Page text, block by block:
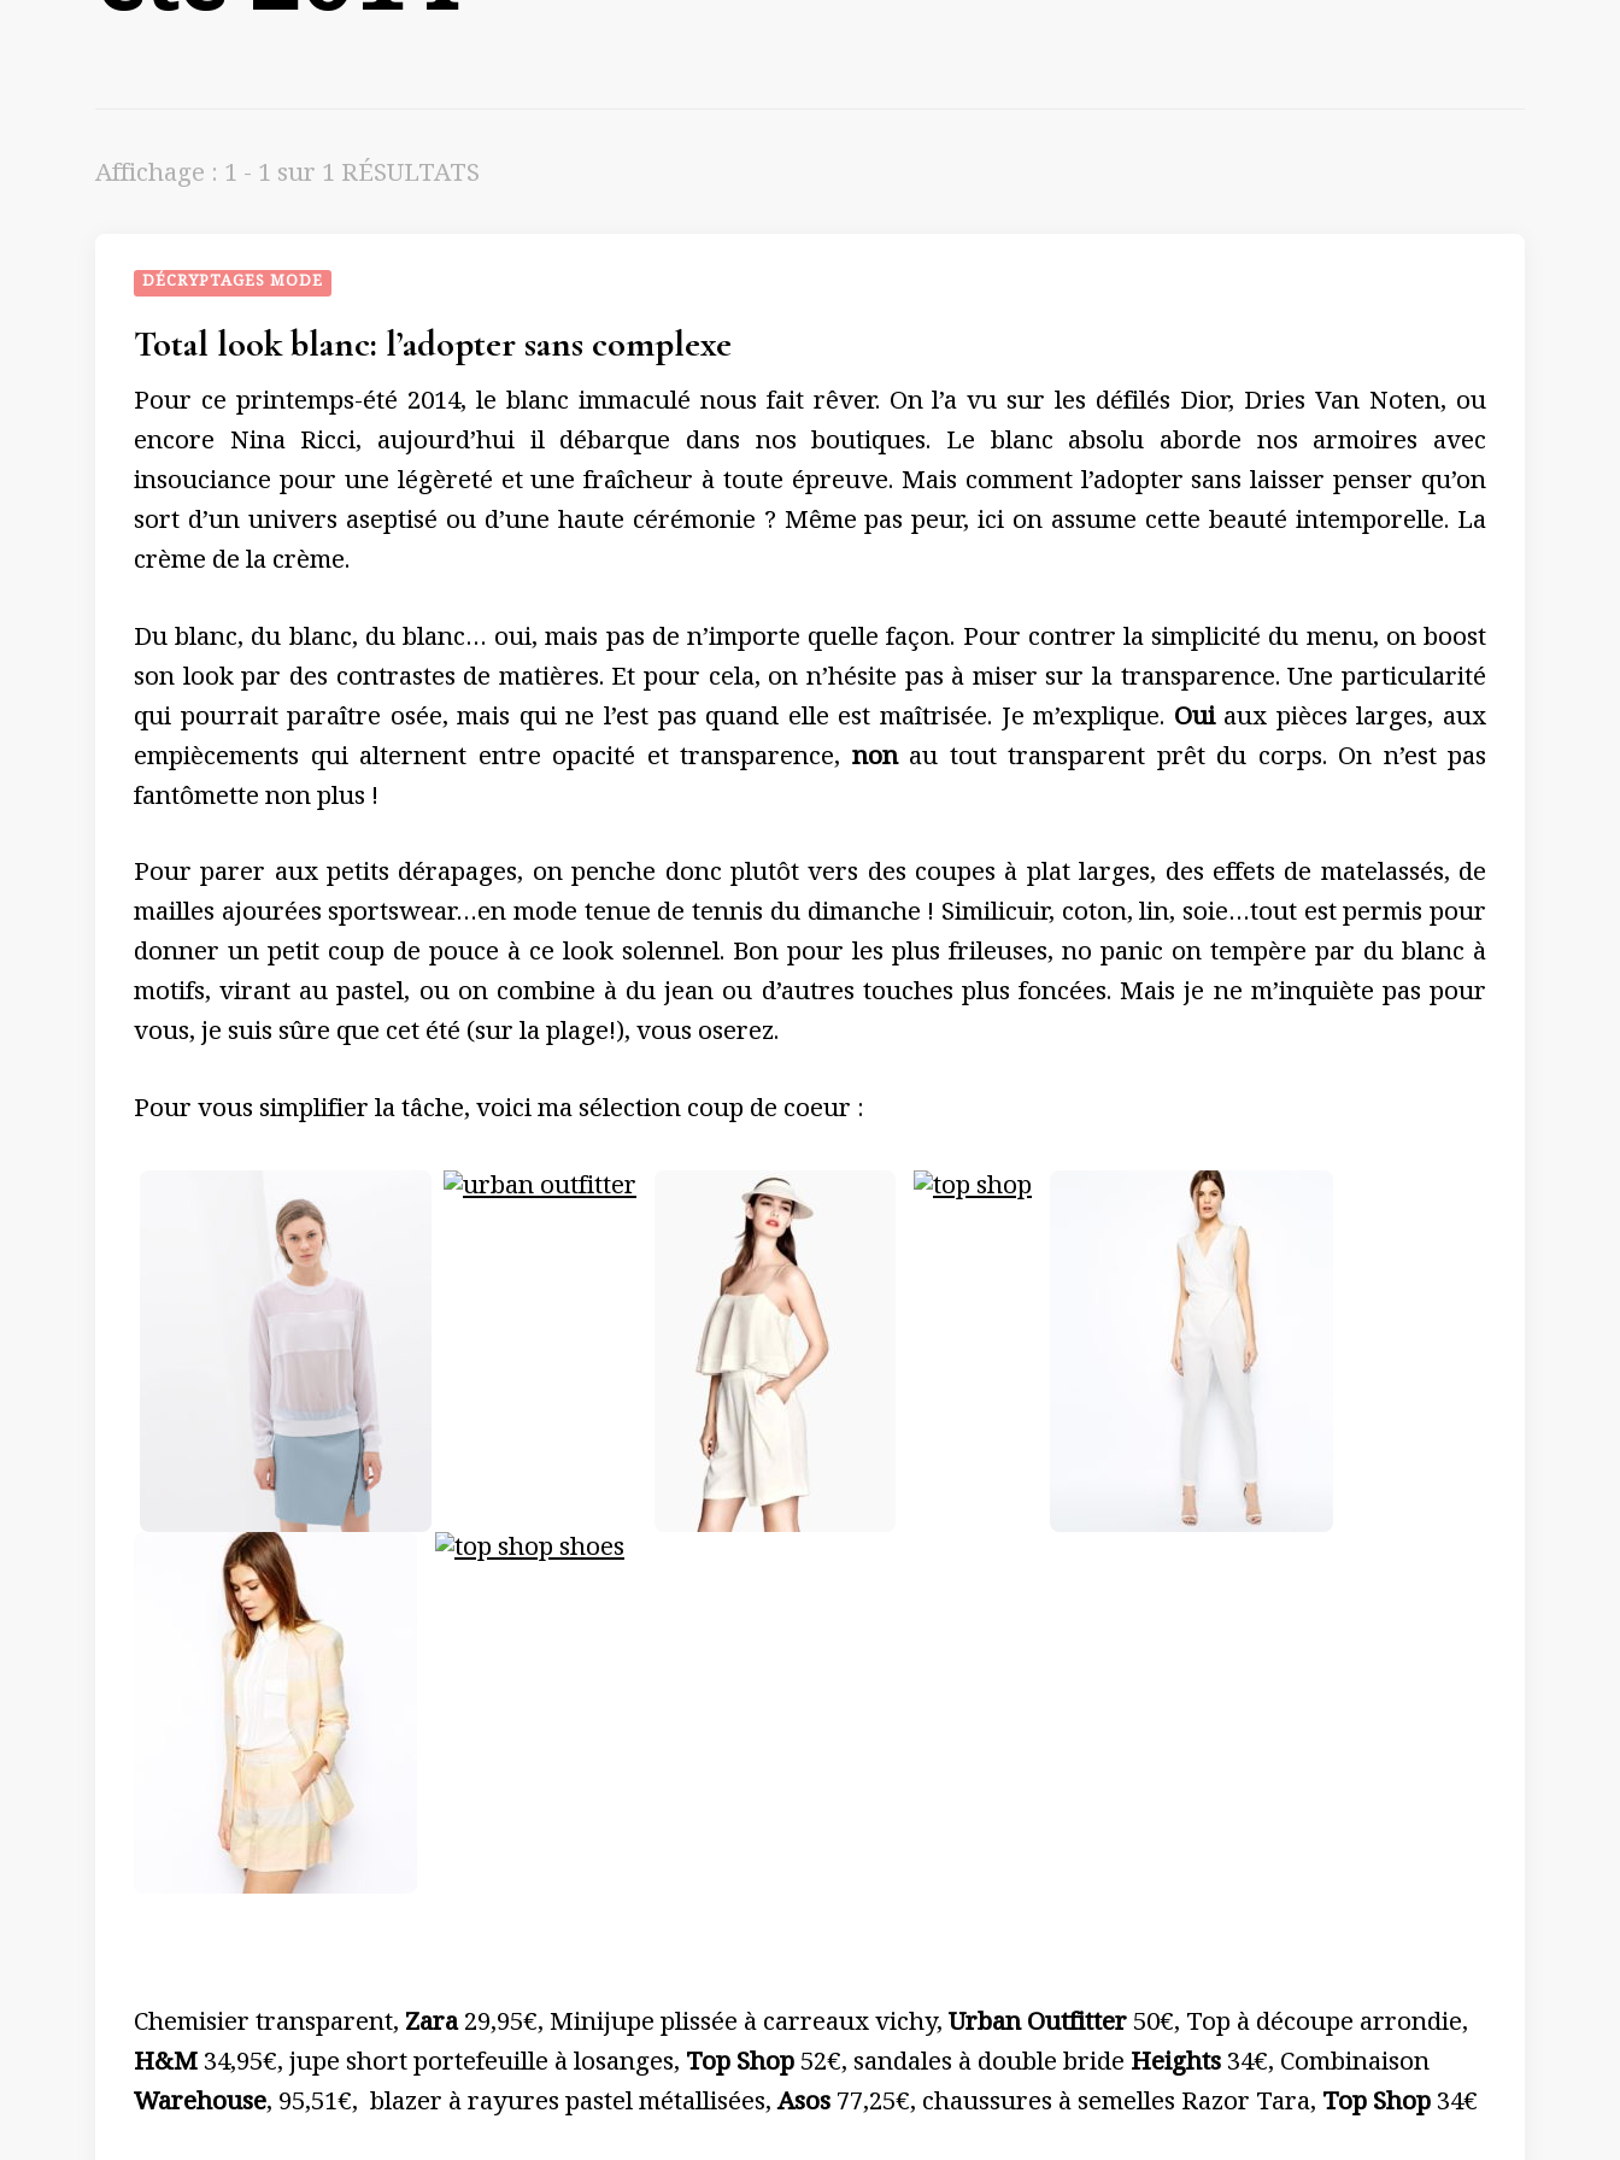
Affichage : 1 - 1 sur 1 RÉSULTATS
DÉCRYPTAGES MODE
Total look blanc: l’adopter sans complexe
Pour ce printemps-été 2014, le blanc immaculé nous fait rêver. On l’a vu sur les défilés Dior, Dries Van Noten, ou
encore Nina Ricci, aujourd’hui il débarque dans nos boutiques. Le blanc absolu aborde nos armoires avec
insouciance pour une légèreté et une fraîcheur à toute épreuve. Mais comment l’adopter sans laisser penser qu’on
sort d’un univers aseptisé ou d’une haute cérémonie ? Même pas peur, ici on assume cette beauté intemporelle. La
crème de la crème.
Du blanc, du blanc, du blanc… oui, mais pas de n’importe quelle façon. Pour contrer la simplicité du menu, on boost
son look par des contrastes de matières. Et pour cela, on n’hésite pas à miser sur la transparence. Une particularité
qui pourrait paraître osée, mais qui ne l’est pas quand elle est maîtrisée. Je m’explique. Ouiaux pièces larges, aux
empiècements qui alternent entre opacité et transparence, nonau tout transparent prêt du corps. On n’est pas
fantômette non plus !
Pour parer aux petits dérapages, on penche donc plutôt vers des coupes à plat larges, des effets de matelassés, de
mailles ajourées sportswear…en mode tenue de tennis du dimanche ! Similicuir, coton, lin, soie…tout est permis pour
donner un petit coup de pouce à ce look solennel. Bon pour les plus frileuses, no panic on tempère par du blanc à
motifs, virant au pastel, ou on combine à du jean ou d’autres touches plus foncées. Mais je ne m’inquiète pas pour
vous, je suis sûre que cet été (sur la plage!), vous oserez.
Pour vous simplifier la tâche, voici ma sélection coup de coeur :
Chemisier transparent, Zara29,95€, Minijupe plissée à carreaux vichy,Urban Outfitter50€, Top à découpe arrondie,
H&M34,95€, jupe short portefeuille à losanges, Top Shop52€, sandales à double bride Heights34€, Combinaison
Warehouse, 95,51€, blazer à rayures pastel métallisées,Asos77,25€, chaussures à semelles Razor Tara, Top Shop34€